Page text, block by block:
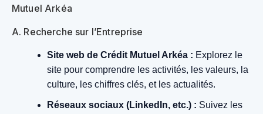
Mutuel Arkéa
A. Recherche sur l’Entreprise
Site web de Crédit Mutuel Arkéa : Explorez le
site pour comprendre les activités, les valeurs, la
culture, les chiffres clés, et les actualités.
Réseaux sociaux (LinkedIn, etc.) : Suivez les